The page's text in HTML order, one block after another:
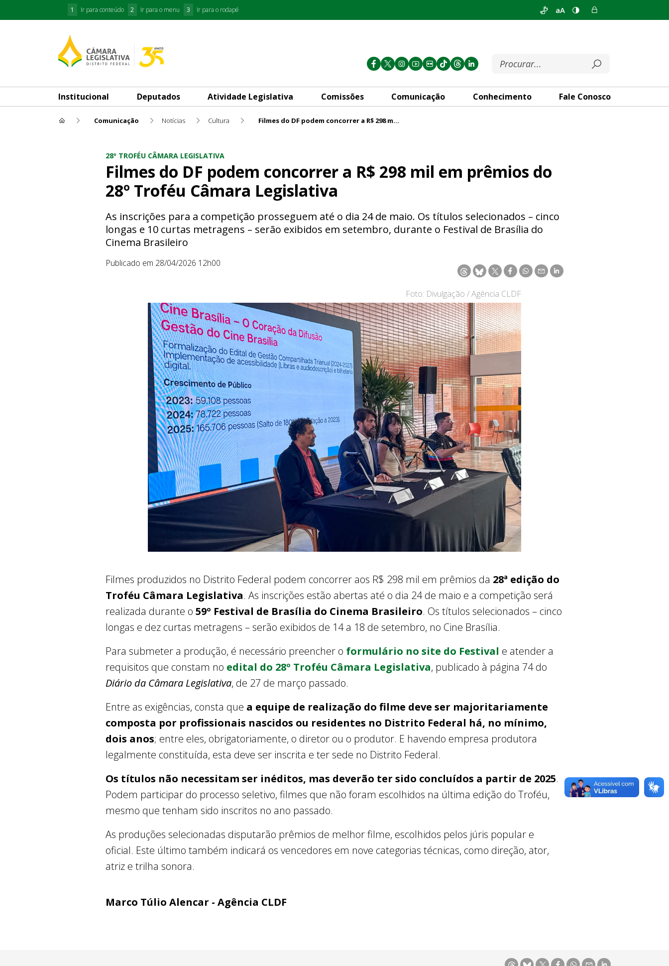
1 Ir para conteúdo 2 Ir para o menu 3 Ir para o rodapé aA
Institucional Deputados Atividade Legislativa Comissões Comunicação Conhecimento Fale Conosco
Comunicação Notícias Cultura Filmes do DF podem concorrer a R$ 298 mil em prêmios do 28º Troféu Câmara Legislativa
28º TROFÉU CÂMARA LEGISLATIVA
Filmes do DF podem concorrer a R$ 298 mil em prêmios do
28º Troféu Câmara Legislativa
As inscrições para a competição prosseguem até o dia 24 de maio. Os títulos selecionados – cinco
longas e 10 curtas metragens – serão exibidos em setembro, durante o Festival de Brasília do
Cinema Brasileiro
Publicado em 28/04/2026 12h00
Foto: Divulgação / Agência CLDF
Filmes produzidos no Distrito Federal podem concorrer aos R$ 298 mil em prêmios da 28ª edição do
Troféu Câmara Legislativa. As inscrições estão abertas até o dia 24 de maio e a competição será
realizada durante o 59º Festival de Brasília do Cinema Brasileiro. Os títulos selecionados – cinco
longas e dez curtas metragens – serão exibidos de 14 a 18 de setembro, no Cine Brasília.
Para submeter a produção, é necessário preencher o formulário no site do Festival e atender a
requisitos que constam no edital do 28º Troféu Câmara Legislativa, publicado à página 74 do
Diário da Câmara Legislativa, de 27 de março passado.
Entre as exigências, consta que a equipe de realização do filme deve ser majoritariamente
composta por profissionais nascidos ou residentes no Distrito Federal há, no mínimo,
dois anos; entre eles, obrigatoriamente, o diretor ou o produtor. E havendo empresa produtora
legalmente constituída, esta deve ser inscrita e ter sede no Distrito Federal.
Os títulos não necessitam ser inéditos, mas deverão ter sido concluídos a partir de 2025.
Podem participar do processo seletivo, filmes que não foram escolhidos na última edição do Troféu,
mesmo que tenham sido inscritos no ano passado.
As produções selecionadas disputarão prêmios de melhor filme, escolhidos pelos júris popular e
oficial. Este último também indicará os vencedores em nove categorias técnicas, como direção, ator,
atriz e trilha sonora.
Marco Túlio Alencar - Agência CLDF